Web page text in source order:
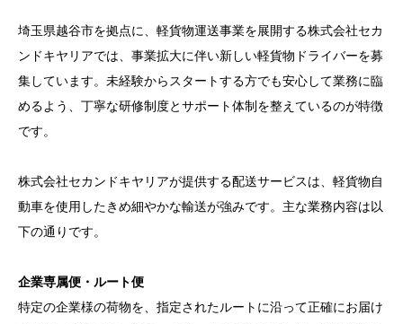
埼玉県越谷市を拠点に、軽貨物運送事業を展開する株式会社セカ
ンドキヤリアでは、事業拡大に伴い新しい軽貨物ドライバーを募
集しています。未経験からスタートする方でも安心して業務に臨
めるよう、丁寧な研修制度とサポート体制を整えているのが特徴
です。
株式会社セカンドキヤリアが提供する配送サービスは、軽貨物自
動車を使用したきめ細やかな輸送が強みです。主な業務内容は以
下の通りです。
企業専属便・ルート便
特定の企業様の荷物を、指定されたルートに沿って正確にお届け